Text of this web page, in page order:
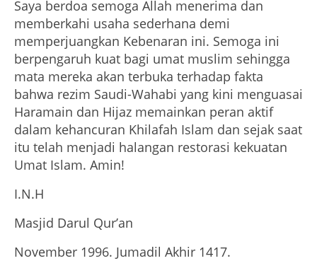
Saya berdoa semoga Allah menerima dan
memberkahi usaha sederhana demi
memperjuangkan Kebenaran ini. Semoga ini
berpengaruh kuat bagi umat muslim sehingga
mata mereka akan terbuka terhadap fakta
bahwa rezim Saudi-Wahabi yang kini menguasai
Haramain dan Hijaz memainkan peran aktif
dalam kehancuran Khilafah Islam dan sejak saat
itu telah menjadi halangan restorasi kekuatan
Umat Islam. Amin!
I.N.H
Masjid Darul Qur’an
November 1996. Jumadil Akhir 1417.